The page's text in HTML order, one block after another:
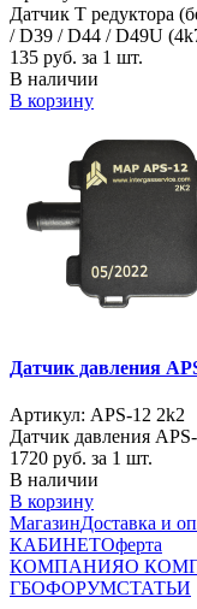
Датчик Т редуктора
/ D39 / D44 / D49U
135 руб. за 1 шт.
В наличии
В корзину
Датчик давления
Артикул: APS-12 2k2
Датчик давления
1720 руб. за 1 шт.
В наличии
В корзину
МагазинДоставка и
КАБИНЕТОферта
КОМПАНИЯО
ГБОФОРУМСТАТЬИ